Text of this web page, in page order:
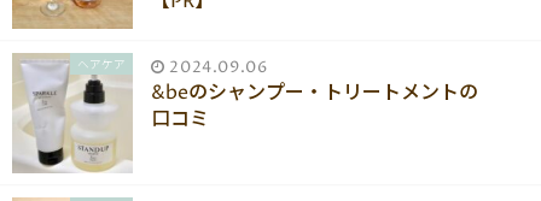
ヘアケア 2024.09.06
&beのシャンプー・トリートメントの
口コミ